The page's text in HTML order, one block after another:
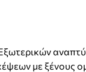
με ξένους